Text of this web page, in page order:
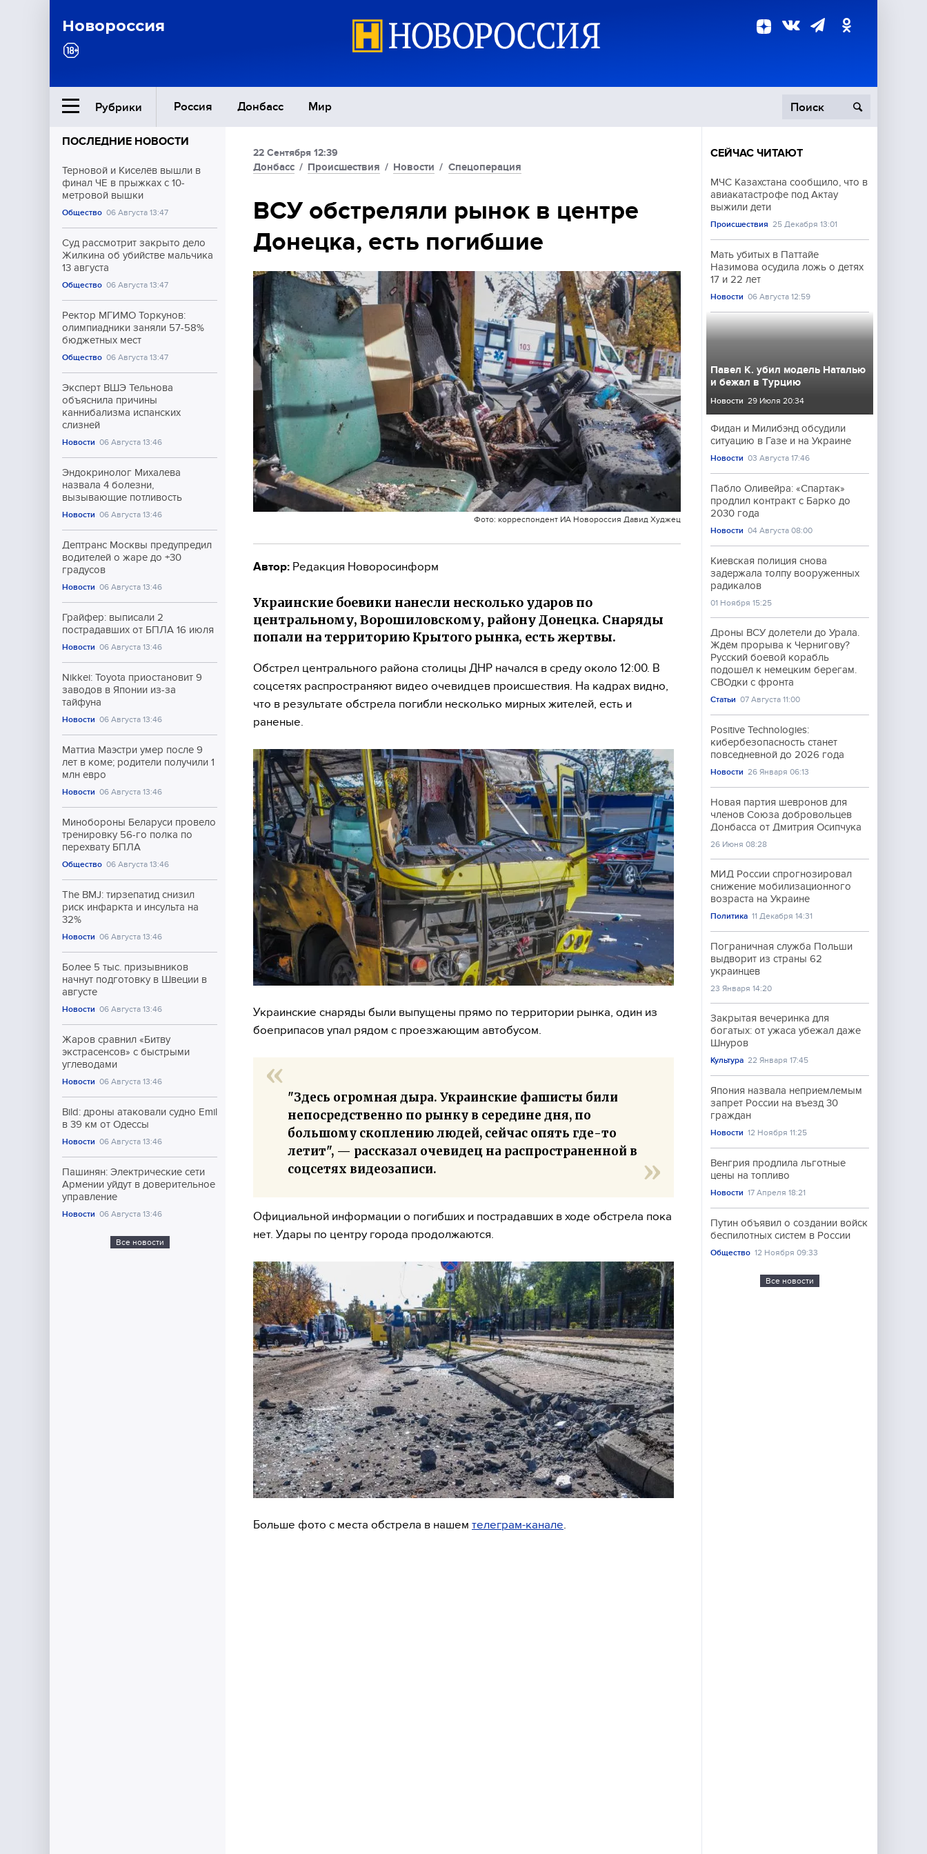
Новороссия
Рубрики Россия Донбасс Мир
Ближний Восток Политика
Общество
Экономика
Происшествия
Культура
Спорт
ПОСЛЕДНИЕ НОВОСТИ
Терновой и Киселёв вышли в
финал ЧЕ в прыжках с 10-
метровой вышки
Общество 06 Августа 13:47
Суд рассмотрит закрыто дело
Жилкина об убийстве мальчика
13 августа
Общество 06 Августа 13:47
Ректор МГИМО Торкунов:
олимпиадники заняли 57-58%
бюджетных мест
Общество 06 Августа 13:47
Эксперт ВШЭ Тельнова
объяснила причины
каннибализма испанских
слизней
Новости 06 Августа 13:46
Эндокринолог Михалева
назвала 4 болезни,
вызывающие потливость
Новости 06 Августа 13:46
Дептранс Москвы предупредил
водителей о жаре до +30
градусов
Новости 06 Августа 13:46
Грайфер: выписали 2
пострадавших от БПЛА 16 июля
Новости 06 Августа 13:46
Nikkei: Toyota приостановит 9
заводов в Японии из-за
тайфуна
Новости 06 Августа 13:46
Маттиа Маэстри умер после 9
лет в коме; родители получили 1
млн евро
Новости 06 Августа 13:46
Минобороны Беларуси провело
тренировку 56-го полка по
перехвату БПЛА
Общество 06 Августа 13:46
The BMJ: тирзепатид снизил
риск инфаркта и инсульта на
32%
Новости 06 Августа 13:46
Более 5 тыс. призывников
начнут подготовку в Швеции в
августе
Новости 06 Августа 13:46
Жаров сравнил «Битву
экстрасенсов» с быстрыми
углеводами
Новости 06 Августа 13:46
Bild: дроны атаковали судно Emil
в 39 км от Одессы
Новости 06 Августа 13:46
Пашинян: Электрические сети
Армении уйдут в доверительное
управление
Новости 06 Августа 13:46
Все новости
22 Сентября 12:39
Донбасс / Происшествия / Новости / Спецоперация
ВСУ обстреляли рынок в центре
Донецка, есть погибшие
Фото: корреспондент ИА Новороссия Давид Худжец
Автор: Редакция Новоросинформ
Украинские боевики нанесли несколько ударов по
центральному, Ворошиловскому, району Донецка. Снаряды
попали на территорию Крытого рынка, есть жертвы.
Обстрел центрального района столицы ДНР начался в среду около 12:00. В
соцсетях распространяют видео очевидцев происшествия. На кадрах видно,
что в результате обстрела погибли несколько мирных жителей, есть и
раненые.
Украинские снаряды были выпущены прямо по территории рынка, один из
боеприпасов упал рядом с проезжающим автобусом.
"Здесь огромная дыра. Украинские фашисты били
непосредственно по рынку в середине дня, по
большому скоплению людей, сейчас опять где-то
летит", — рассказал очевидец на распространенной в
соцсетях видеозаписи.
Официальной информации о погибших и пострадавших в ходе обстрела пока
нет. Удары по центру города продолжаются.
Больше фото с места обстрела в нашем телеграм-канале.
СЕЙЧАС ЧИТАЮТ
МЧС Казахстана сообщило, что в
авиакатастрофе под Актау
выжили дети
Происшествия 25 Декабря 13:01
Мать убитых в Паттайе
Назимова осудила ложь о детях
17 и 22 лет
Новости 06 Августа 12:59
Павел К. убил модель Наталью
и бежал в Турцию
Новости 29 Июля 20:34
Фидан и Милибэнд обсудили
ситуацию в Газе и на Украине
Новости 03 Августа 17:46
Пабло Оливейра: «Спартак»
продлил контракт с Барко до
2030 года
Новости 04 Августа 08:00
Киевская полиция снова
задержала толпу вооруженных
радикалов
01 Ноября 15:25
Дроны ВСУ долетели до Урала.
Ждём прорыва к Чернигову?
Русский боевой корабль
подошёл к немецким берегам.
СВОдки с фронта
Статьи 07 Августа 11:00
Positive Technologies:
кибербезопасность станет
повседневной до 2026 года
Новости 26 Января 06:13
Новая партия шевронов для
членов Союза добровольцев
Донбасса от Дмитрия Осипчука
26 Июня 08:28
МИД России спрогнозировал
снижение мобилизационного
возраста на Украине
Политика 11 Декабря 14:31
Пограничная служба Польши
выдворит из страны 62
украинцев
23 Января 14:20
Закрытая вечеринка для
богатых: от ужаса убежал даже
Шнуров
Культура 22 Января 17:45
Япония назвала неприемлемым
запрет России на въезд 30
граждан
Новости 12 Ноября 11:25
Венгрия продлила льготные
цены на топливо
Новости 17 Апреля 18:21
Путин объявил о создании войск
беспилотных систем в России
Общество 12 Ноября 09:33
Все новости